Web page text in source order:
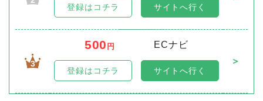
登録はコチラ サイトへ行く
3
500 円
ECナビ
＞
登録はコチラ サイトへ行く